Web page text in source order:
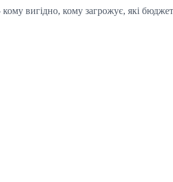
вигідно, кому загрожує, які